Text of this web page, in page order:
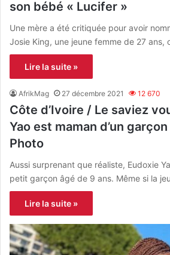
son bébé « Lucifer »
Une mère a été critiquée pour avoir
Josie King, une jeune femme de 27 ans,
Lire la suite »
AfrikMag 27 décembre 2021 12 670
Côte d’Ivoire / Le saviez
Yao est maman d’un
Photo
Aussi surprenant que réaliste, Eudoxie
petit garçon âgé de 9 ans. Même si la
Lire la suite »